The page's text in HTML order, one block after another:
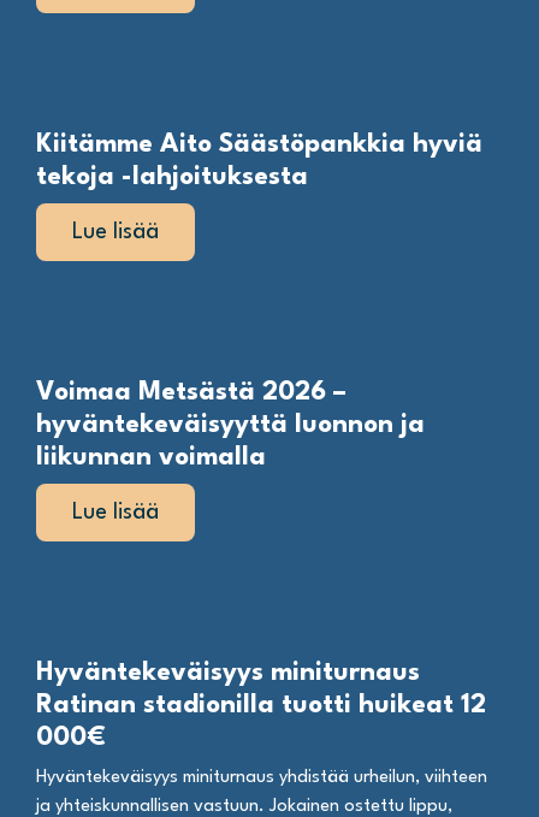
Kiitämme Aito Säästöpankkia hyviä
tekoja -lahjoituksesta
Lue lisää
Voimaa Metsästä 2026 –
hyväntekeväisyyttä luonnon ja
liikunnan voimalla
Lue lisää
Hyväntekeväisyys miniturnaus
Ratinan stadionilla tuotti huikeat 12
000€
Hyväntekeväisyys miniturnaus yhdistää urheilun, viihteen
ja yhteiskunnallisen vastuun. Jokainen ostettu lippu,